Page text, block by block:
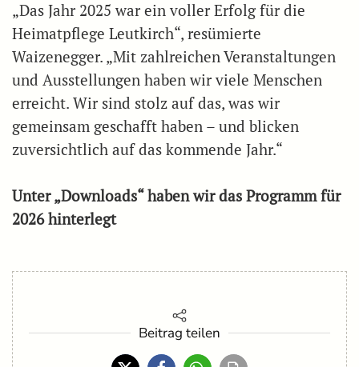
„Das Jahr 2025 war ein voller Erfolg für die
Heimatpflege Leutkirch“, resümierte
Waizenegger. „Mit zahlreichen Veranstaltungen
und Ausstellungen haben wir viele Menschen
erreicht. Wir sind stolz auf das, was wir
gemeinsam geschafft haben – und blicken
zuversichtlich auf das kommende Jahr.“
Unter „Downloads“ haben wir das Programm für
2026 hinterlegt
Beitrag teilen